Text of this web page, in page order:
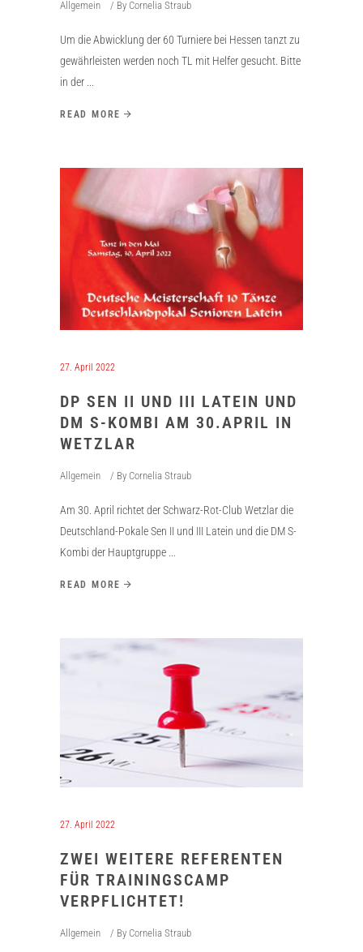
Allgemein By Cornelia Straub
Um die Abwicklung der 60 Turniere bei Hessen tanzt zu
gewährleisten werden noch TL mit Helfer gesucht. Bitte
in der
READ MORE
27. April 2022
DP SEN II UND III LATEIN UND
DM S-KOMBI AM 30.APRIL IN
WETZLAR
Allgemein By Cornelia Straub
Am 30. April richtet der Schwarz-Rot-Club Wetzlar die
Deutschland-Pokale Sen II und III Latein und die DM S-
Kombi der Hauptgruppe
READ MORE
27. April 2022
ZWEI WEITERE REFERENTEN
FÜR TRAININGSCAMP
VERPFLICHTET!
Allgemein By Cornelia Straub